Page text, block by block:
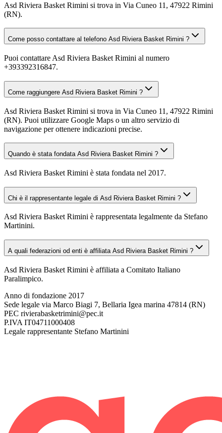
Asd Riviera Basket Rimini si trova in Via Cuneo 11, 47922 Rimini
(RN).
Come posso contattare al telefono Asd Riviera Basket Rimini ?
Puoi contattare Asd Riviera Basket Rimini al numero
+393392316847.
Come raggiungere Asd Riviera Basket Rimini ?
Asd Riviera Basket Rimini si trova in Via Cuneo 11, 47922 Rimini
(RN). Puoi utilizzare Google Maps o un altro servizio di
navigazione per ottenere indicazioni precise.
Quando è stata fondata Asd Riviera Basket Rimini ?
Asd Riviera Basket Rimini è stata fondata nel 2017.
Chi è il rappresentante legale di Asd Riviera Basket Rimini ?
Asd Riviera Basket Rimini è rappresentata legalmente da Stefano
Martinini.
A quali federazioni od enti è affiliata Asd Riviera Basket Rimini ?
Asd Riviera Basket Rimini è affiliata a Comitato Italiano
Paralimpico.
Anno di fondazione 2017
Sede legale via Marco Biagi 7, Bellaria Igea marina 47814 (RN)
PEC rivierabasketrimini@pec.it
P.IVA IT04711000408
Legale rappresentante Stefano Martinini